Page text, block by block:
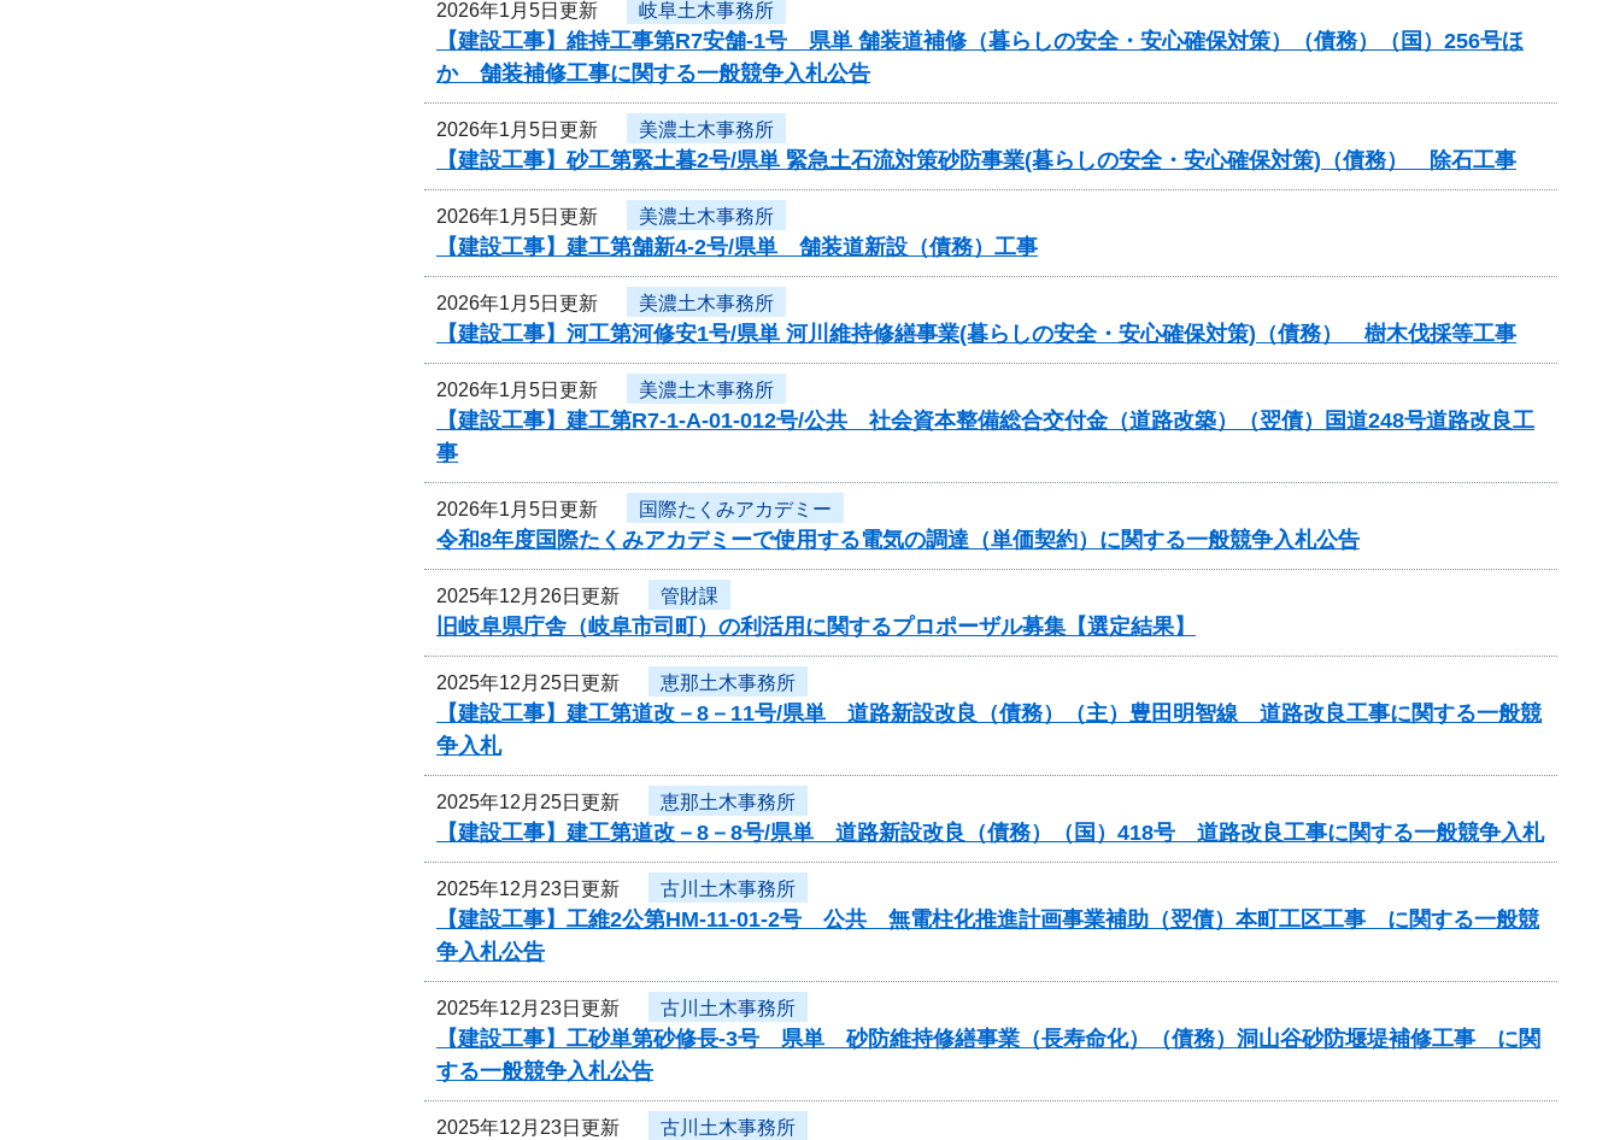
2026年1月5日更新 岐阜土木事務所
【建設工事】維持工事第R7安舗-1号 県単 舗装道補修（暮らしの安全・安心確保対策）（債務）（国）256号ほ
か 舗装補修工事に関する一般競争入札公告
2026年1月5日更新 美濃土木事務所
【建設工事】砂工第緊土暮2号/県単 緊急土石流対策砂防事業(暮らしの安全・安心確保対策)（債務） 除石工事
2026年1月5日更新 美濃土木事務所
【建設工事】建工第舗新4-2号/県単 舗装道新設（債務）工事
2026年1月5日更新 美濃土木事務所
【建設工事】河工第河修安1号/県単 河川維持修繕事業(暮らしの安全・安心確保対策)（債務） 樹木伐採等工事
2026年1月5日更新 美濃土木事務所
【建設工事】建工第R7-1-A-01-012号/公共 社会資本整備総合交付金（道路改築）（翌債）国道248号道路改良工
事
2026年1月5日更新 国際たくみアカデミー
令和8年度国際たくみアカデミーで使用する電気の調達（単価契約）に関する一般競争入札公告
2025年12月26日更新 管財課
旧岐阜県庁舎（岐阜市司町）の利活用に関するプロポーザル募集【選定結果】
2025年12月25日更新 恵那土木事務所
【建設工事】建工第道改－8－11号/県単 道路新設改良（債務）（主）豊田明智線 道路改良工事に関する一般競
争入札
2025年12月25日更新 恵那土木事務所
【建設工事】建工第道改－8－8号/県単 道路新設改良（債務）（国）418号 道路改良工事に関する一般競争入札
2025年12月23日更新 古川土木事務所
【建設工事】工維2公第HM-11-01-2号 公共 無電柱化推進計画事業補助（翌債）本町工区工事 に関する一般競
争入札公告
2025年12月23日更新 古川土木事務所
【建設工事】工砂単第砂修長-3号 県単 砂防維持修繕事業（長寿命化）（債務）洞山谷砂防堰堤補修工事 に関
する一般競争入札公告
2025年12月23日更新 古川土木事務所